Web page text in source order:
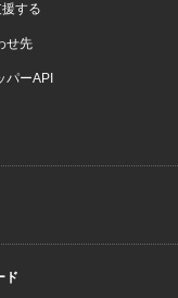
する
せ先
パーAPI
ド